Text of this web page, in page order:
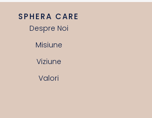
SPHERA CARE
Despre Noi
Misiune
Viziune
Valori